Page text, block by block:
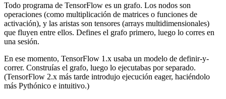
Todo programa de TensorFlow es un grafo. Los nodos son
operaciones (como multiplicación de matrices o funciones de
activación), y las aristas son tensores (arrays multidimensionales)
que fluyen entre ellos. Defines el grafo primero, luego lo corres en
una sesión.
En ese momento, TensorFlow 1.x usaba un modelo de definir-y-
correr. Construías el grafo, luego lo ejecutabas por separado.
(TensorFlow 2.x más tarde introdujo ejecución eager, haciéndolo
más Pythónico e intuitivo.)